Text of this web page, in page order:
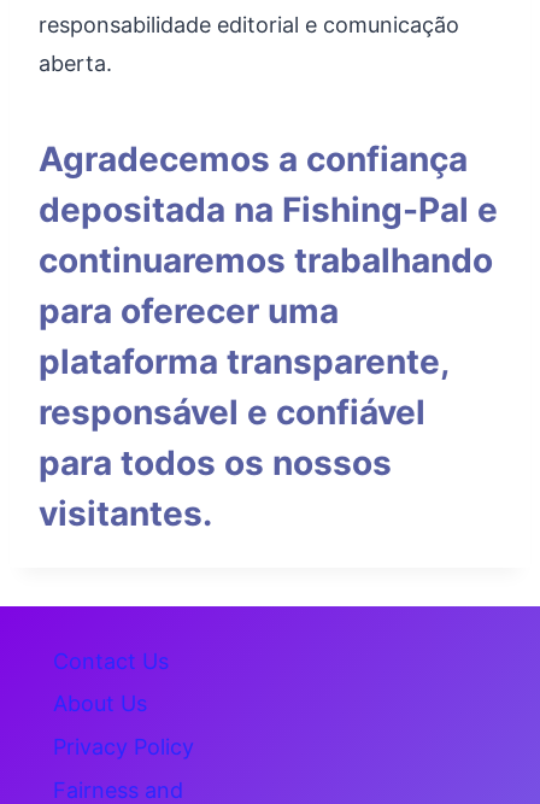
responsabilidade editorial e comunicação
aberta.
Agradecemos a confiança
depositada na Fishing-Pal e
continuaremos trabalhando
para oferecer uma
plataforma transparente,
responsável e confiável
para todos os nossos
visitantes.
Contact Us
About Us
Privacy Policy
Fairness and